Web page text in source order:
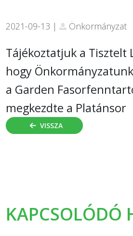
2021-09-13 | Önkormányzat
Tájékoztatjuk a Tisztelt
hogy
a Garden
megkezdte a Platánsor
VISSZA
KAPCSOLÓDÓ